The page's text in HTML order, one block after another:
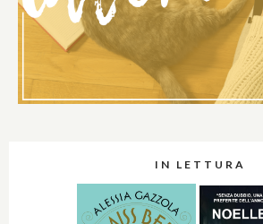
IN LETTURA